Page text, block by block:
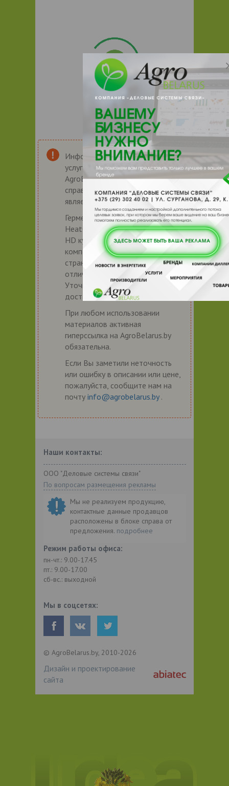
Информация о товарах и
услугах на портале
AgroBelarus.by носит
справочный характер и не
является публичной офертой.
Герметизатор протечек
HeatGUARDEX BlockSEAL 124
HD купить или заказать можно у
компаний, указанных на этой
странице. Указанная цена может
отличаться от фактической.
Уточняйте цену и условия
доставки у продавца заранее.
При любом использовании
материалов активная
гиперссылка на AgroBelarus.by
обязательна.
Если Вы заметили неточность
или ошибку в описании или цене,
пожалуйста, сообщите нам на
почту info@agrobelarus.by .
Наши контакты:
ООО "Деловые системы связи"
По вопросам размещения рекламы
Мы не реализуем продукцию,
контактные данные продавцов
расположены в блоке справа от
предложения. подробнее
Режим работы офиса:
пн-чт.: 9.00-17.45
пт.: 9.00-17.00
сб-вс.: выходной
Мы в соцсетях:
© AgroBelarus.by, 2010-2026
Дизайн и проектирование
сайта